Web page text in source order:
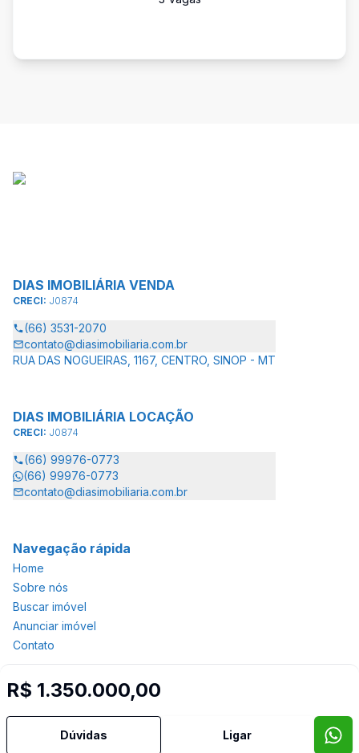
R$ 1.350.000,00
Dúvidas Ligar
DIAS IMOBILIÁRIA VENDA
CRECI: J0874
(66) 3531-2070
contato@diasimobiliaria.com.br
RUA DAS NOGUEIRAS, 1167, CENTRO, SINOP - MT
DIAS IMOBILIÁRIA LOCAÇÃO
CRECI: J0874
(66) 99976-0773
(66) 99976-0773
contato@diasimobiliaria.com.br
Navegação rápida
Home
Sobre nós
Buscar imóvel
Anunciar imóvel
Contato
Selo de Tecnologia Loft